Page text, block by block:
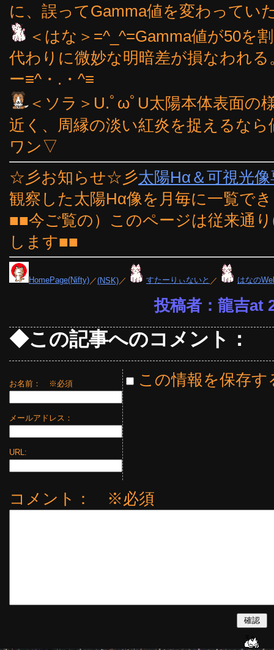
に、誤ってGamma値を変わってい
＜はな＞=^_^=Gamma値が50を
代わりに微妙な明暗差が損なわれ
ー≡^・.・^≡
＜ソラ＞U.ﾟωﾟU太陽本体表面の
近く、周縁の淡い紅炎を捉えるな
ワン▽
☆彡お知らせ☆彡太陽Hα＆可視光
観察した太陽Hα像を月毎に一覧で
■■今ご覧の）このページは従来通
します■■
HomePage(Nifty) ／(NSK) ／ すたーりぃないと ／ はなの
投稿者：龍吉at
◆この記事へのコメント：
お名前： ※必須
メールアドレス：
URL:
この情報を保存す
コメント： ※必須